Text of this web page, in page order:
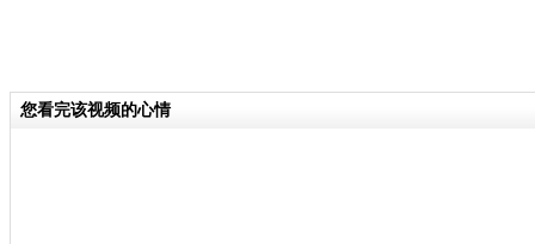
您看完该视频的心情